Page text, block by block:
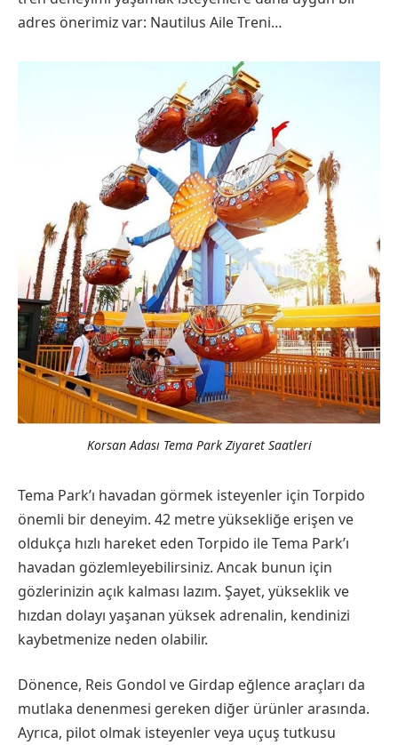
adres önerimiz var: Nautilus Aile Treni…
Korsan Adası Tema Park Ziyaret Saatleri
Tema Park’ı havadan görmek isteyenler için Torpido
önemli bir deneyim. 42 metre yüksekliğe erişen ve
oldukça hızlı hareket eden Torpido ile Tema Park’ı
havadan gözlemleyebilirsiniz. Ancak bunun için
gözlerinizin açık kalması lazım. Şayet, yükseklik ve
hızdan dolayı yaşanan yüksek adrenalin, kendinizi
kaybetmenize neden olabilir.
Dönence, Reis Gondol ve Girdap eğlence araçları da
mutlaka denenmesi gereken diğer ürünler arasında.
Ayrıca, pilot olmak isteyenler veya uçuş tutkusu